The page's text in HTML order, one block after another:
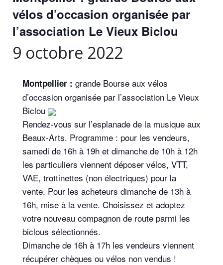
vélos d’occasion organisée par
l’association Le Vieux Biclou
9 octobre 2022
Montpellier : grande Bourse aux vélos
d’occasion organisée par l’association Le Vieux
Biclou
Rendez-vous sur l’esplanade de la musique aux
Beaux-Arts. Programme : pour les vendeurs,
samedi de 16h à 19h et dimanche de 10h à 12h
les particuliers viennent déposer vélos, VTT,
VAE, trottinettes (non électriques) pour la
vente. Pour les acheteurs dimanche de 13h à
16h, mise à la vente. Choisissez et adoptez
votre nouveau compagnon de route parmi les
biclous sélectionnés.
Dimanche de 16h à 17h les vendeurs viennent
récupérer chèques ou vélos non vendus !